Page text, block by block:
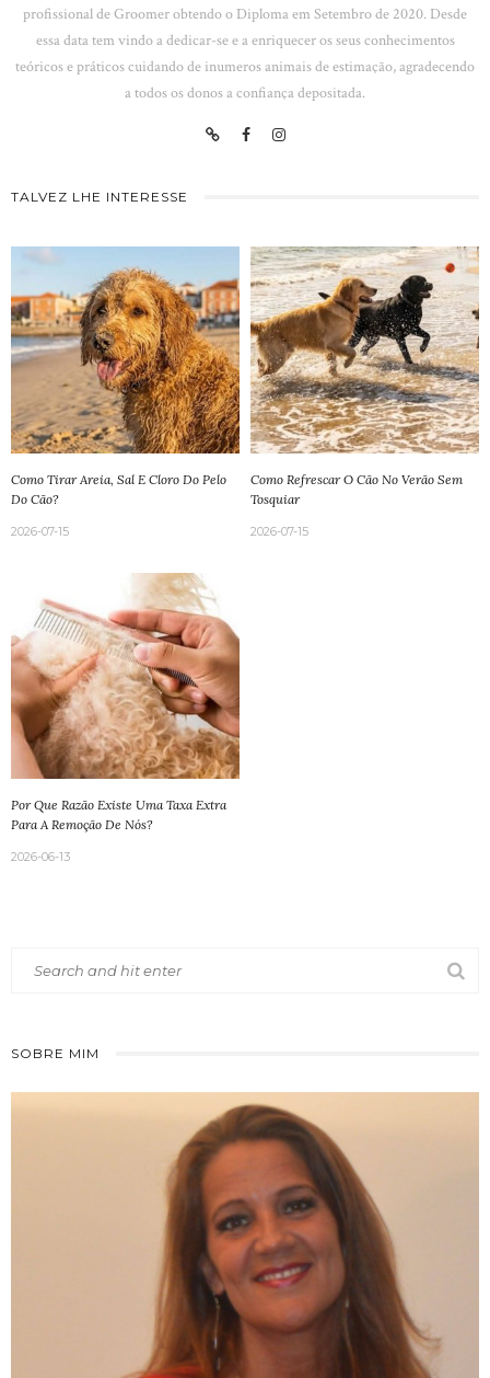
profissional de Groomer obtendo o Diploma em Setembro de 2020. Desde
essa data tem vindo a dedicar-se e a enriquecer os seus conhecimentos
teóricos e práticos cuidando de inumeros animais de estimação, agradecendo
a todos os donos a confiança depositada.
TALVEZ LHE INTERESSE
Como Tirar Areia, Sal E Cloro Do Pelo
Do Cão?
2026-07-15
Como Refrescar O Cão No Verão Sem
Tosquiar
2026-07-15
Por Que Razão Existe Uma Taxa Extra
Para A Remoção De Nós?
2026-06-13
SOBRE MIM